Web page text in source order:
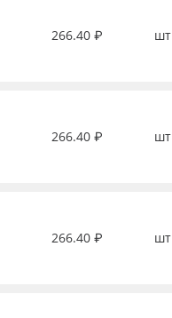
266.40 ₽ шт
266.40 ₽ шт
266.40 ₽ шт